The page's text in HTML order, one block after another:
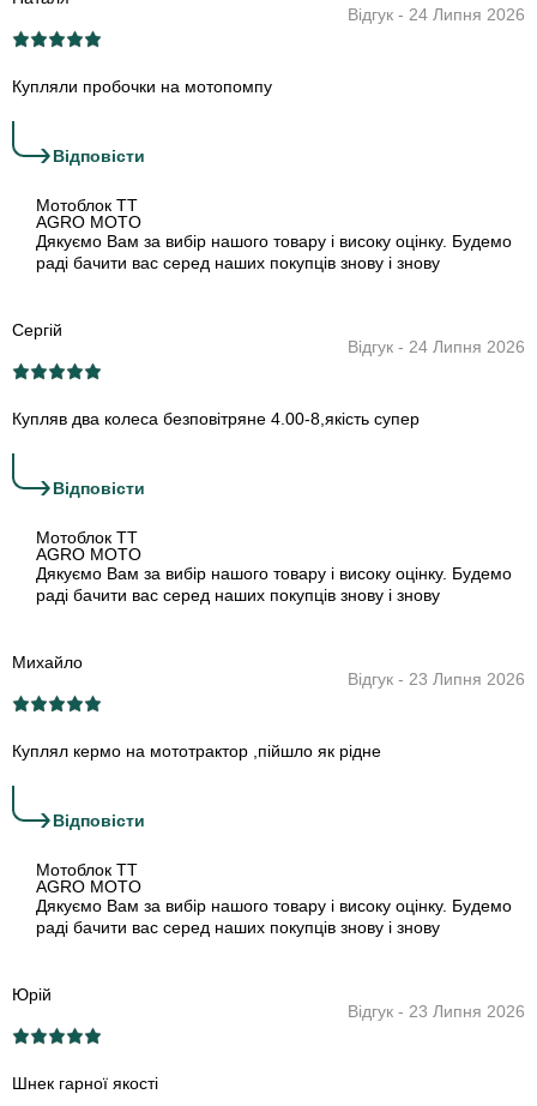
Відгук - 24 Липня 2026
Купляли пробочки на мотопомпу
›Відповіcти
Мотоблок TT
AGRO MOTO
Дякуємо Вам за вибір нашого товару і високу оцінку. Будемо
раді бачити вас серед наших покупців знову і знову
Сергій
Відгук - 24 Липня 2026
Купляв два колеса безповітряне 4.00-8,якість супер
›Відповіcти
Мотоблок TT
AGRO MOTO
Дякуємо Вам за вибір нашого товару і високу оцінку. Будемо
раді бачити вас серед наших покупців знову і знову
Михайло
Відгук - 23 Липня 2026
Куплял кермо на мототрактор ,пійшло як рідне
›Відповіcти
Мотоблок TT
AGRO MOTO
Дякуємо Вам за вибір нашого товару і високу оцінку. Будемо
раді бачити вас серед наших покупців знову і знову
Юрій
Відгук - 23 Липня 2026
Шнек гарної якості